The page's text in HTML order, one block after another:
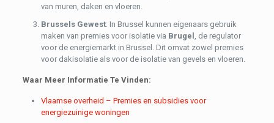
van muren, daken en vloeren.
Brussels Gewest: In Brussel kunnen eigenaars gebruik
maken van premies voor isolatie via Brugel , de regulator
voor de energiemarkt in Brussel. Dit omvat zowel premies
voor dakisolatie als voor de isolatie van gevels en vloeren.
Waar Meer Informatie Te Vinden:
Vlaamse overheid – Premies en subsidies voor
energiezuinige woningen